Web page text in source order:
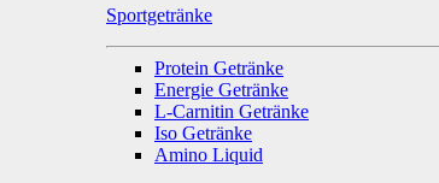
Sportgetränke
Protein Getränke
Energie Getränke
L-Carnitin Getränke
Iso Getränke
Amino Liquid